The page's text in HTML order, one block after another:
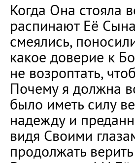
Когда Она стояла
распинают Её
смеялись,
какое доверие к
не возроптать,
Почему я должна
было иметь силу
надежду и
видя Своими
продолжать